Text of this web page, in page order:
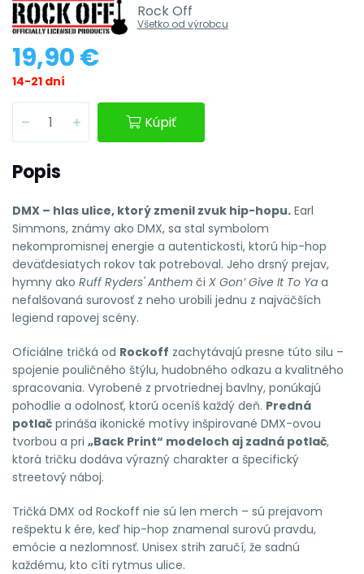
Rock Off
Všetko od výrobcu
19,90 €
14-21 dní
Kúpiť
Popis
DMX – hlas ulice, ktorý zmenil zvuk hip-hopu. Earl
Simmons, známy ako DMX, sa stal symbolom
nekompromisnej energie a autentickosti, ktorú hip-hop
deväťdesiatych rokov tak potreboval. Jeho drsný prejav,
hymny ako Ruff Ryders' Anthem či X Gon’ Give It To Ya a
nefalšovaná surovosť z neho urobili jednu z najväčších
legiend rapovej scény.
Oficiálne tričká od Rockoff zachytávajú presne túto silu –
spojenie pouličného štýlu, hudobného odkazu a kvalitného
spracovania. Vyrobené z prvotriednej bavlny, ponúkajú
pohodlie a odolnosť, ktorú oceníš každý deň. Predná
potlač prináša ikonické motívy inšpirované DMX-ovou
tvorbou a pri „Back Print“ modeloch aj zadná potlač,
ktorá tričku dodáva výrazný charakter a špecifický
streetový náboj.
Tričká DMX od Rockoff nie sú len merch – sú prejavom
rešpektu k ére, keď hip-hop znamenal surovú pravdu,
emócie a nezlomnosť. Unisex strih zaručí, že sadnú
každému, kto cíti rytmus ulice.